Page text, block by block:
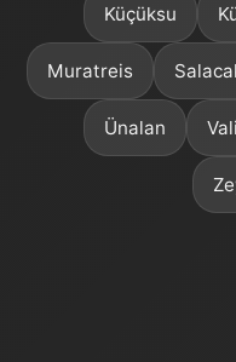
Küçüksu
Muratreis
Ünalan